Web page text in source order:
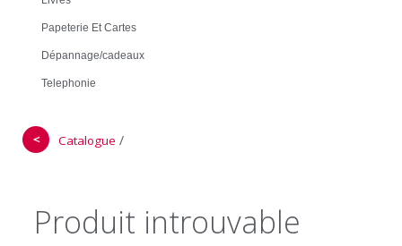
Papeterie Et Cartes
Dépannage/cadeaux
Telephonie
＜ Catalogue /
Produit introuvable